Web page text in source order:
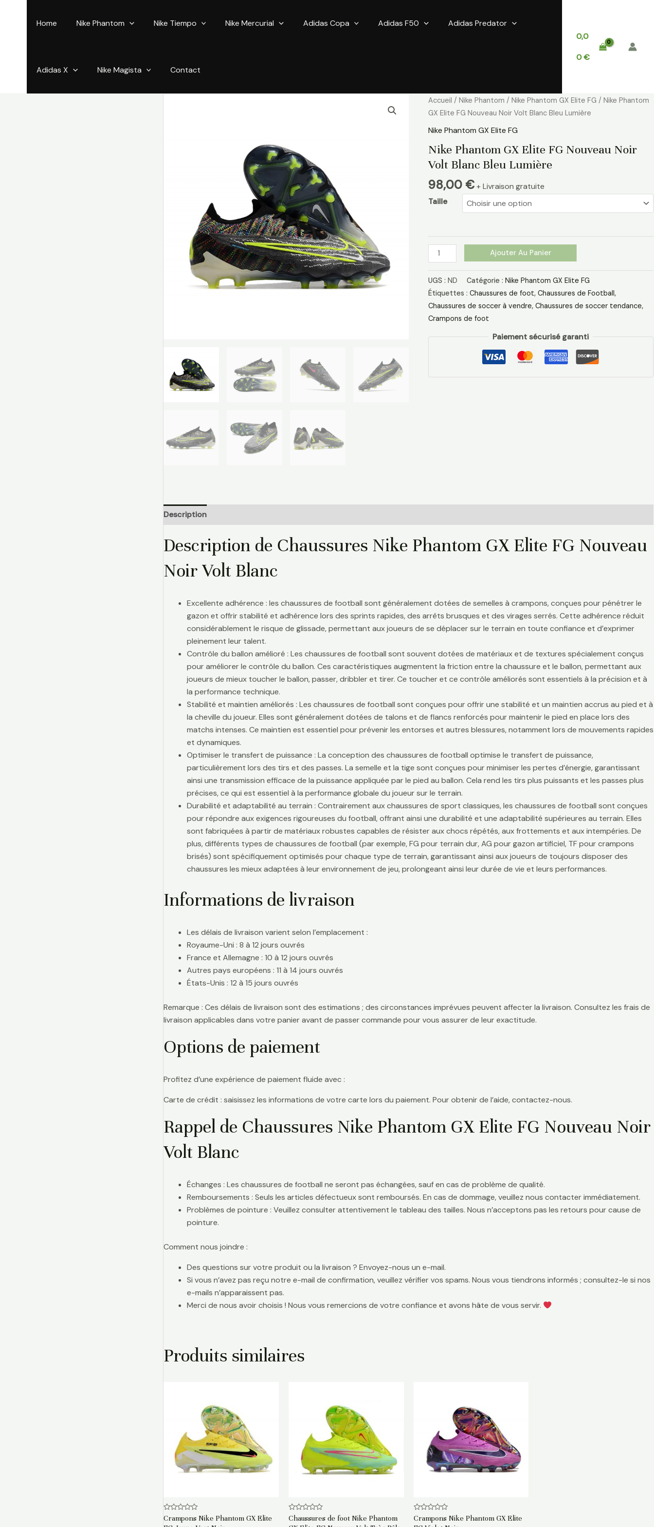
Home Nike Phantom Nike Tiempo Nike Mercurial Adidas Copa Adidas F50 Adidas Predator
Adidas X Nike Magista Contact
0,0
0€
Accueil / Nike Phantom / Nike Phantom GX Elite FG / Nike Phantom
GX Elite FG Nouveau Noir Volt Blanc Bleu Lumière
Nike Phantom GX Elite FG
Nike Phantom GX Elite FG Nouveau Noir
Volt Blanc Bleu Lumière
98,00 € + Livraison gratuite
Taille
quantité
de
GX
Elite
Nouveau
Noir
Bleu
Lumière
Ajouter Au Panier
UGS : ND Catégorie : Nike Phantom GX Elite FG
Étiquettes : Chaussures de foot, Chaussures de Football,
Chaussures de soccer à vendre, Chaussures de soccer tendance,
Crampons de foot
Paiement sécurisé garanti
Description
Description de Chaussures Nike Phantom GX Elite FG Nouveau
Noir Volt Blanc
Excellente adhérence : les chaussures de football sont généralement dotées de semelles à crampons, conçues pour pénétrer le
gazon et offrir stabilité et adhérence lors des sprints rapides, des arrêts brusques et des virages serrés. Cette adhérence réduit
considérablement le risque de glissade, permettant aux joueurs de se déplacer sur le terrain en toute confiance et d’exprimer
pleinement leur talent.
Contrôle du ballon amélioré : Les chaussures de football sont souvent dotées de matériaux et de textures spécialement conçus
pour améliorer le contrôle du ballon. Ces caractéristiques augmentent la friction entre la chaussure et le ballon, permettant aux
joueurs de mieux toucher le ballon, passer, dribbler et tirer. Ce toucher et ce contrôle améliorés sont essentiels à la précision et à
la performance technique.
Stabilité et maintien améliorés : Les chaussures de football sont conçues pour offrir une stabilité et un maintien accrus au pied et à
la cheville du joueur. Elles sont généralement dotées de talons et de flancs renforcés pour maintenir le pied en place lors des
matchs intenses. Ce maintien est essentiel pour prévenir les entorses et autres blessures, notamment lors de mouvements rapides
et dynamiques.
Optimiser le transfert de puissance : La conception des chaussures de football optimise le transfert de puissance,
particulièrement lors des tirs et des passes. La semelle et la tige sont conçues pour minimiser les pertes d’énergie, garantissant
ainsi une transmission efficace de la puissance appliquée par le pied au ballon. Cela rend les tirs plus puissants et les passes plus
précises, ce qui est essentiel à la performance globale du joueur sur le terrain.
Durabilité et adaptabilité au terrain : Contrairement aux chaussures de sport classiques, les chaussures de football sont conçues
pour répondre aux exigences rigoureuses du football, offrant ainsi une durabilité et une adaptabilité supérieures au terrain. Elles
sont fabriquées à partir de matériaux robustes capables de résister aux chocs répétés, aux frottements et aux intempéries. De
plus, différents types de chaussures de football (par exemple, FG pour terrain dur, AG pour gazon artificiel, TF pour crampons
brisés) sont spécifiquement optimisés pour chaque type de terrain, garantissant ainsi aux joueurs de toujours disposer des
chaussures les mieux adaptées à leur environnement de jeu, prolongeant ainsi leur durée de vie et leurs performances.
Informations de livraison
Les délais de livraison varient selon l’emplacement :
Royaume-Uni : 8 à 12 jours ouvrés
France et Allemagne : 10 à 12 jours ouvrés
Autres pays européens : 11 à 14 jours ouvrés
États-Unis : 12 à 15 jours ouvrés
Remarque : Ces délais de livraison sont des estimations ; des circonstances imprévues peuvent affecter la livraison. Consultez les frais de
livraison applicables dans votre panier avant de passer commande pour vous assurer de leur exactitude.
Options de paiement
Profitez d’une expérience de paiement fluide avec :
Carte de crédit : saisissez les informations de votre carte lors du paiement. Pour obtenir de l’aide, contactez-nous.
Rappel de Chaussures Nike Phantom GX Elite FG Nouveau Noir
Volt Blanc
Échanges : Les chaussures de football ne seront pas échangées, sauf en cas de problème de qualité.
Remboursements : Seuls les articles défectueux sont remboursés. En cas de dommage, veuillez nous contacter immédiatement.
Problèmes de pointure : Veuillez consulter attentivement le tableau des tailles. Nous n’acceptons pas les retours pour cause de
pointure.
Comment nous joindre :
Des questions sur votre produit ou la livraison ? Envoyez-nous un e-mail.
Si vous n’avez pas reçu notre e-mail de confirmation, veuillez vérifier vos spams. Nous vous tiendrons informés ; consultez-le si nos
e-mails n’apparaissent pas.
Merci de nous avoir choisis ! Nous vous remercions de votre confiance et avons hâte de vous servir.
Produits similaires
Note
0
Crampons Nike Phantom GX Elite
Note
0
Chaussures de foot Nike Phantom
Note
0
Crampons Nike Phantom GX Elite